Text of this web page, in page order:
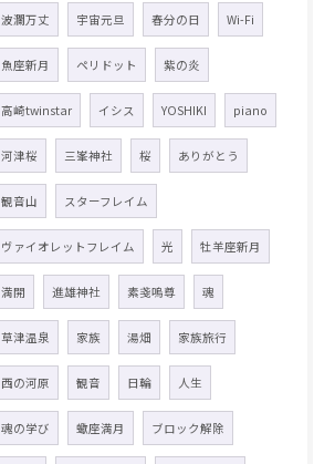
波瀾万丈 宇宙元旦 春分の日 Wi-Fi
魚座新月 ペリドット 紫の炎
高崎twinstar イシス YOSHIKI piano
河津桜 三峯神社 桜 ありがとう
観音山 スターフレイム
ヴァイオレットフレイム 光 牡羊座新月
満開 進雄神社 素戔嗚尊 魂
草津温泉 家族 湯畑 家族旅行
西の河原 観音 日輪 人生
魂の学び 蠍座満月 ブロック解除